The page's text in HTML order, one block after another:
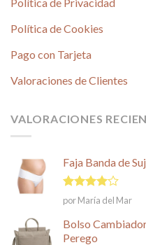
Política de Cookies
Pago con Tarjeta
Valoraciones de Clientes
VALORACIONES
Faja Banda de
Valorado
en
5
por María del Mar
Bolso
Perego